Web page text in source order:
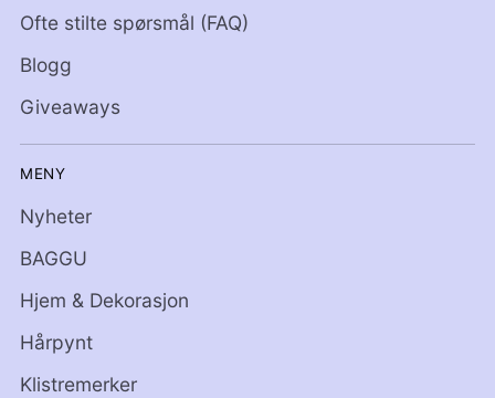
Ofte stilte spørsmål (FAQ)
Blogg
Giveaways
MENY
Nyheter
BAGGU
Hjem & Dekorasjon
Hårpynt
Klistremerker